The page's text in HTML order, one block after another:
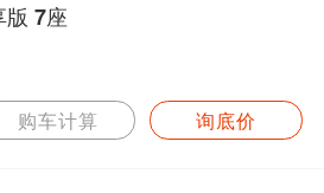
版 7座
购车计算 询底价